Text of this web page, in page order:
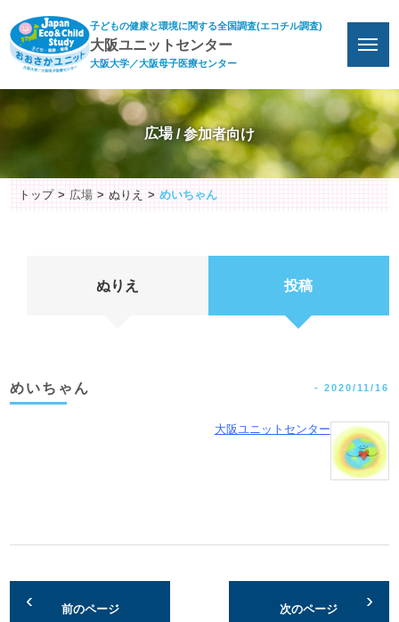
子どもの健康と環境に関する全国調査(エコチル調査)
大阪ユニットセンター
大阪大学／大阪母子医療センター
広場
トップ 広場 ぬりえ めいちゃん
ぬりえ 投稿
めいちゃん - 2020/11/16
大阪ユニットセンター
前のページ 次のページ